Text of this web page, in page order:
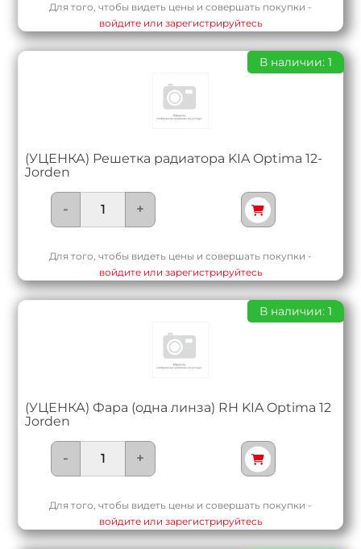
Для того, чтобы видеть цены и совершать покупки -
войдите или зарегистрируйтесь
(УЦЕНКА) Решетка радиатора KIA Optima 12-
Jorden
В наличии: 1
- +
Для того, чтобы видеть цены и совершать покупки -
войдите или зарегистрируйтесь
(УЦЕНКА) Фара (одна линза) RH KIA Optima 12
Jorden
В наличии: 1
- +
Для того, чтобы видеть цены и совершать покупки -
войдите или зарегистрируйтесь